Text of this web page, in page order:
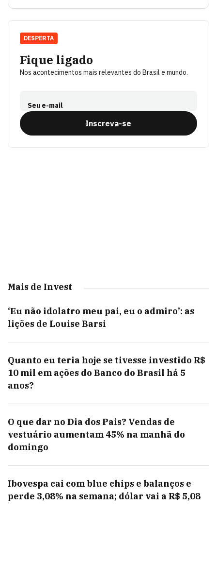
Fique ligado
Nos acontecimentos mais relevantes do Brasil e mundo.
Seu e-mail
Inscreva-se
DESPERTA
Mais de Invest
‘Eu não idolatro meu pai, eu o admiro’: as
lições de Louise Barsi
Quanto eu teria hoje se tivesse investido R$
10 mil em ações do Banco do Brasil há 5
anos?
O que dar no Dia dos Pais? Vendas de
vestuário aumentam 45% na manhã do
domingo
Ibovespa cai com blue chips e balanços e
perde 3,08% na semana; dólar vai a R$ 5,08